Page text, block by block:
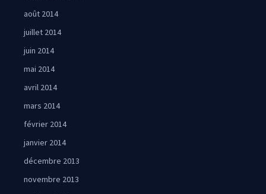
août 2014
juillet 2014
juin 2014
mai 2014
avril 2014
mars 2014
février 2014
janvier 2014
décembre 2013
novembre 2013